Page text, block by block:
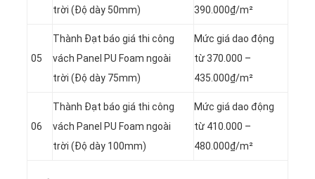
trời (Độ dày 50mm)
390.000₫/m²
05
Thành Đạt báo giá thi công
vách Panel PU Foam ngoài
trời (Độ dày 75mm)
Mức giá dao động
từ 370.000 –
435.000₫/m²
06
Thành Đạt báo giá thi công
vách Panel PU Foam ngoài
trời (Độ dày 100mm)
Mức giá dao động
từ 410.000 –
480.000₫/m²